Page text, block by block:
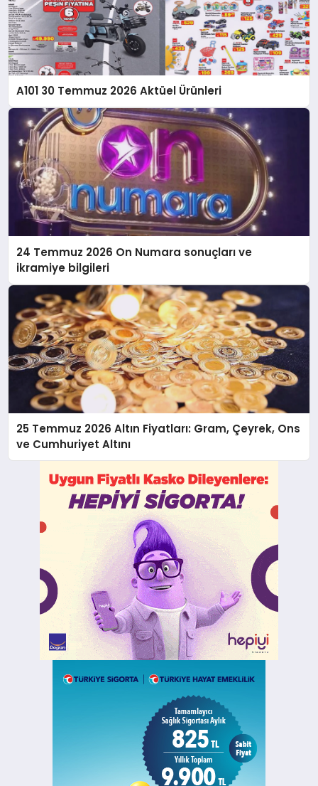
A101 30 Temmuz 2026 Aktüel Ürünleri
24 Temmuz 2026 On Numara sonuçları ve
ikramiye bilgileri
25 Temmuz 2026 Altın Fiyatları: Gram, Çeyrek, Ons
ve Cumhuriyet Altını